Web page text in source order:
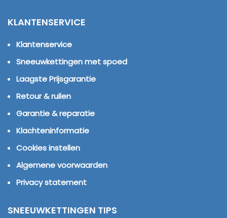
KLANTENSERVICE
Klantenservice
Sneeuwkettingen met spoed
Laagste Prijsgarantie
Retour & ruilen
Garantie & reparatie
Klachteninformatie
Cookies instellen
Algemene voorwaarden
Privacy statement
SNEEUWKETTINGEN TIPS